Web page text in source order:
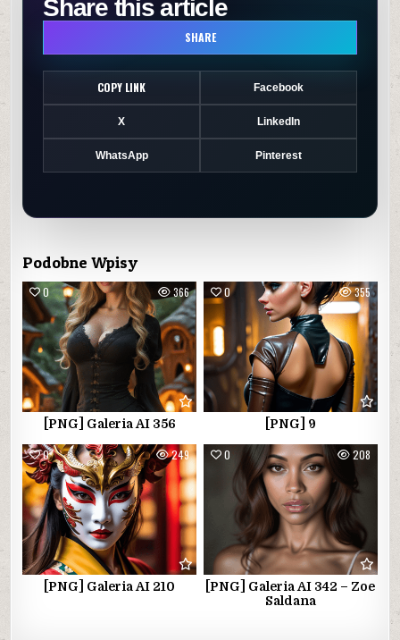
Share this article
SHARE
COPY LINK Facebook
X LinkedIn
WhatsApp Pinterest
Podobne Wpisy
0 366
[PNG] Galeria AI 356
0 355
[PNG] 9
0 249
[PNG] Galeria AI 210
0 208
[PNG] Galeria AI 342 – Zoe
Saldana